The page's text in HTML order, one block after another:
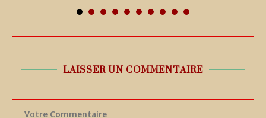
LAISSER UN COMMENTAIRE